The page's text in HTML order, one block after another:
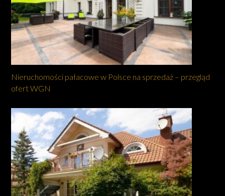
Nieruchomości pałacowe w Polsce na sprzedaż – przegląd
ofert WGN